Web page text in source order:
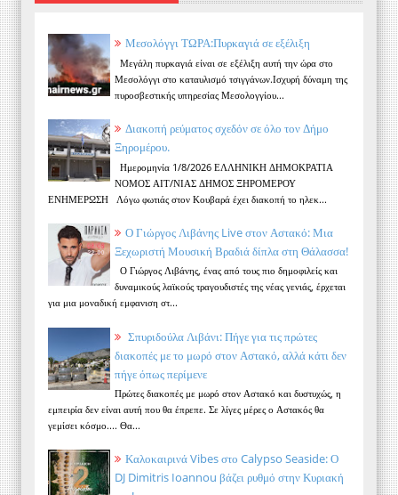
Μεσολόγγι ΤΩΡΑ:Πυρκαγιά σε εξέλιξη
Μεγάλη πυρκαγιά είναι σε εξέλιξη αυτή την ώρα στο
Μεσολόγγι στο καταυλισμό τσιγγάνων.Ισχυρή δύναμη της
πυροσβεστικής υπηρεσίας Μεσολογγίου...
Διακοπή ρεύματος σχεδόν σε όλο τον Δήμο
Ξηρομέρου.
Ημερομηνία 1/8/2026 ΕΛΛΗΝΙΚΗ ΔΗΜΟΚΡΑΤΙΑ
ΝΟΜΟΣ ΑΙΤ/ΝΙΑΣ ΔΗΜΟΣ ΞΗΡΟΜΕΡΟΥ
ΕΝΗΜΕΡΩΣΗ Λόγω φωτιάς στον Κουβαρά έχει διακοπή το ηλεκ...
Ο Γιώργος Λιβάνης Live στον Αστακό: Μια
Ξεχωριστή Μουσική Βραδιά δίπλα στη Θάλασσα!
Ο Γιώργος Λιβάνης, ένας από τους πιο δημοφιλείς και
δυναμικούς λαϊκούς τραγουδιστές της νέας γενιάς, έρχεται
για μια μοναδική εμφανιση στ...
Σπυριδούλα Λιβάνι: Πήγε για τις πρώτες
διακοπές με το μωρό στον Αστακό, αλλά κάτι δεν
πήγε όπως περίμενε
Πρώτες διακοπές με μωρό στον Αστακό και δυστυχώς, η
εμπειρία δεν είναι αυτή που θα έπρεπε. Σε λίγες μέρες ο Αστακός θα
γεμίσει κόσμο.... Θα...
Καλοκαιρινά Vibes στο Calypso Seaside: Ο
DJ Dimitris Ioannou βάζει ρυθμό στην Κυριακή